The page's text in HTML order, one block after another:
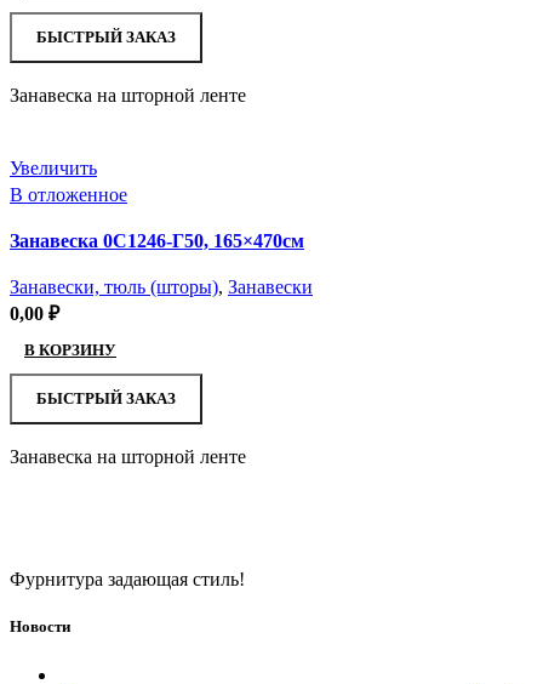
БЫСТРЫЙ ЗАКАЗ
Занавеска на шторной ленте
Увеличить
В отложенное
Занавеска 0С1246-Г50, 165×470см
Занавески, тюль (шторы), Занавески
0,00 ₽
В КОРЗИНУ
БЫСТРЫЙ ЗАКАЗ
Занавеска на шторной ленте
Фурнитура задающая стиль!
Новости